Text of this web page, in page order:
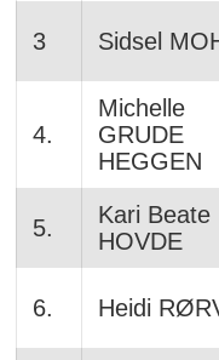
3 Sidsel
4.
Michelle
GRUDE
HEGGEN
5.
Kari Beate
HOVDE
6. Heidi